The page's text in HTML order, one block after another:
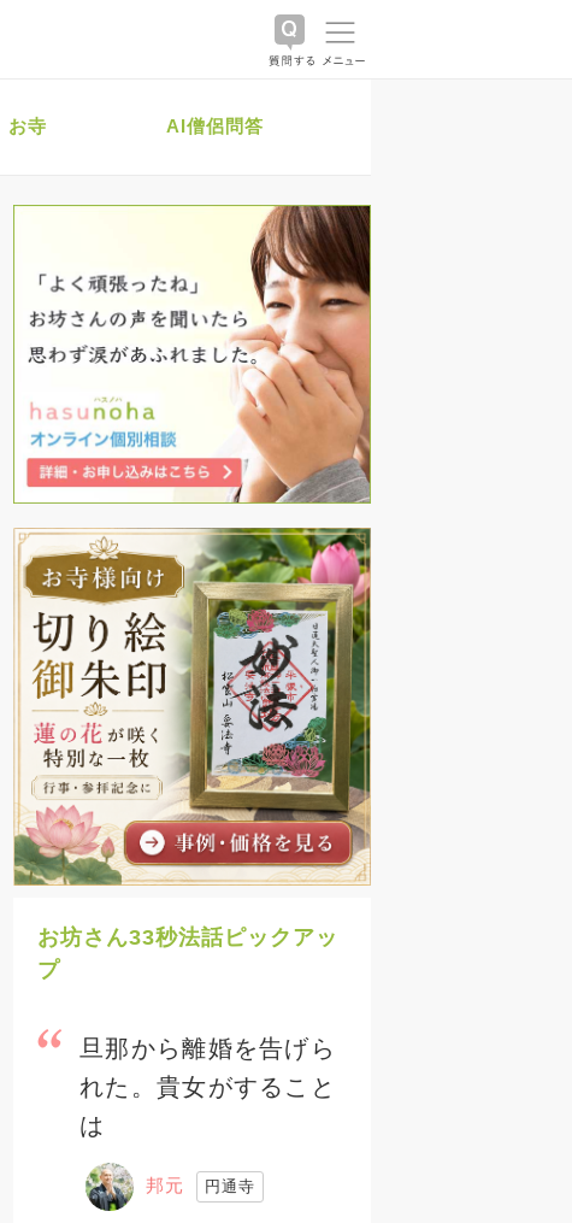
お寺 AI僧侶問答
お坊さん33秒法話ピックアッ
プ
旦那から離婚を告げら
れた。貴女がすること
は
邦元 円通寺